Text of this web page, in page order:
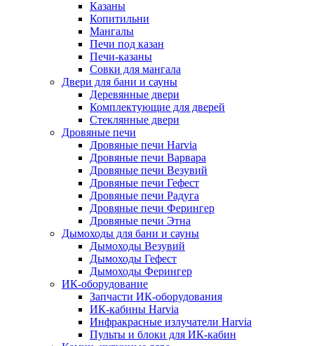
Казаны
Копитильни
Мангалы
Печи под казан
Печи-казаны
Совки для мангала
Двери для бани и сауны
Деревянные двери
Комплектующие для дверей
Стеклянные двери
Дровяные печи
Дровяные печи Harvia
Дровяные печи Варвара
Дровяные печи Везувий
Дровяные печи Гефест
Дровяные печи Радуга
Дровяные печи Ферингер
Дровяные печи Этна
Дымоходы для бани и сауны
Дымоходы Везувий
Дымоходы Гефест
Дымоходы Ферингер
ИК-оборудование
Запчасти ИК-оборудования
ИК-кабины Harvia
Инфракрасные излучатели Harvia
Пульты и блоки для ИК-кабин